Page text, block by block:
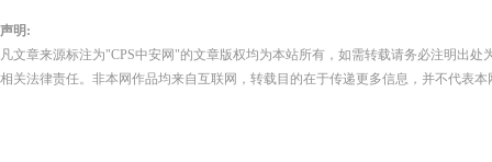
声明:
凡文章来源标注为"CPS中安网"的文章版权均为本站所有，如需转载请务必注明出处
相关法律责任。非本网作品均来自互联网，转载目的在于传递更多信息，并不代表